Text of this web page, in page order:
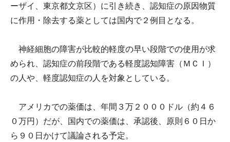
ーザイ、東京都文京区）に引き続き、認知症の原因物質
に作用・除去する薬としては国内で２例目となる。
神経細胞の障害が比較的軽度の早い段階での使用が求
められ、認知症の前段階である軽度認知障害（ＭＣＩ）
の人や、軽度認知症の人を対象としている。
アメリカでの薬価は、年間３万２０００ドル（約４６
０万円）だが、国内での薬価は、承認後、原則６０日か
ら９０日かけて議論される予定。